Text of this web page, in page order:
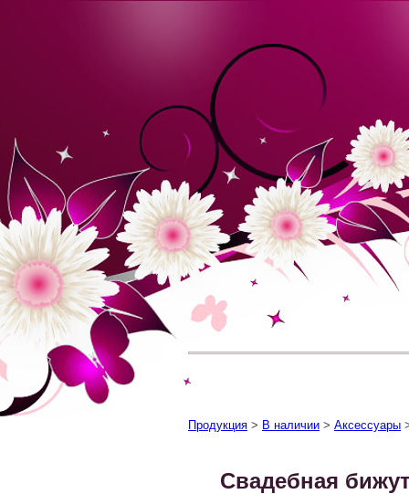
Продукция > В наличии > Аксессуары
Свадебная